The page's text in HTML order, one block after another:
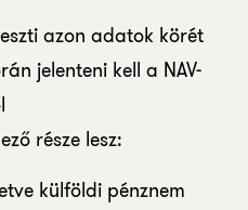
azon adatok körét
jelenteni kell a NAV-
része lesz:
külföldi pénznem